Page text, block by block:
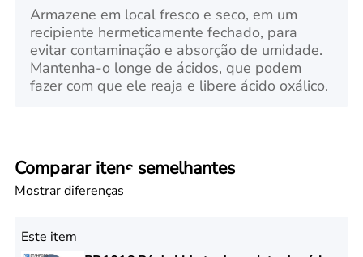
Armazene em local fresco e seco, em um
recipiente hermeticamente fechado, para
evitar contaminação e absorção de umidade.
Mantenha-o longe de ácidos, que podem
fazer com que ele reaja e libere ácido oxálico.
Comparar itens semelhantes
Mostrar diferenças
Este item